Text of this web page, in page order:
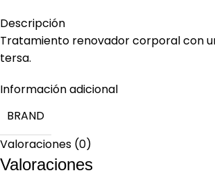
Descripción
Tratamiento renovador corporal con
tersa.
Información adicional
BRAND
Valoraciones (0)
Valoraciones